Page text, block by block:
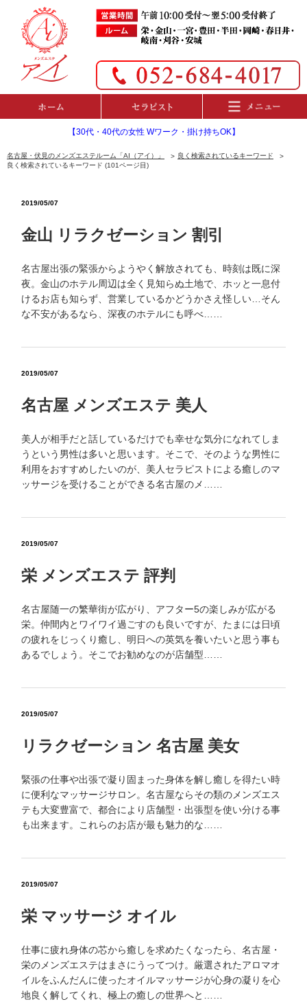
【30代・40代の女性 Wワーク・掛け持ちOK】
名古屋・伏見のメンズエステルーム「AI（アイ）」
良く検索されているキーワード
良く検索されているキーワード (101ページ目)
2019/05/07
金山 リラクゼーション 割引
名古屋出張の緊張からようやく解放されても、時刻は既に深
夜。金山のホテル周辺は全く見知らぬ土地で、ホッと一息付
けるお店も知らず、営業しているかどうかさえ怪しい…そん
な不安があるなら、深夜のホテルにも呼べ……
2019/05/07
名古屋 メンズエステ 美人
美人が相手だと話しているだけでも幸せな気分になれてしま
うという男性は多いと思います。そこで、そのような男性に
利用をおすすめしたいのが、美人セラピストによる癒しのマ
ッサージを受けることができる名古屋のメ……
2019/05/07
栄 メンズエステ 評判
名古屋随一の繁華街が広がり、アフター5の楽しみが広がる
栄。仲間内とワイワイ過ごすのも良いですが、たまには日頃
の疲れをじっくり癒し、明日への英気を養いたいと思う事も
あるでしょう。そこでお勧めなのが店舗型……
2019/05/07
リラクゼーション 名古屋 美女
緊張の仕事や出張で凝り固まった身体を解し癒しを得たい時
に便利なマッサージサロン。名古屋ならその類のメンズエス
テも大変豊富で、都合により店舗型・出張型を使い分ける事
も出来ます。これらのお店が最も魅力的な……
2019/05/07
栄 マッサージ オイル
仕事に疲れ身体の芯から癒しを求めたくなったら、名古屋・
栄のメンズエステはまさにうってつけ。厳選されたアロマオ
イルをふんだんに使ったオイルマッサージが心身の凝りを心
地良く解してくれ、極上の癒しの世界へと……